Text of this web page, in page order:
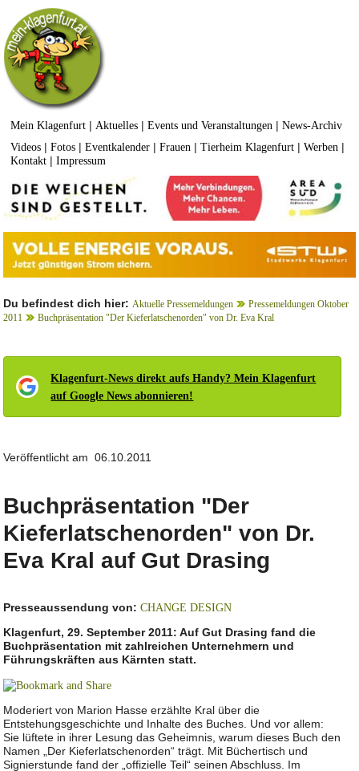
Mein Klagenfurt | Aktuelles |Events und Veranstaltungen |News-Archiv
Videos |Fotos |Eventkalender |Frauen |Tierheim Klagenfurt |Werben |
Kontakt |Impressum
Du befindest dich hier: Aktuelle Pressemeldungen
Pressemeldungen Oktober
2011
Buchpräsentation "Der Kieferlatschenorden" von Dr. Eva Kral
Klagenfurt-News direkt aufs Handy? Mein Klagenfurt
auf Google News abonnieren!
Veröffentlicht am 06.10.2011
Buchpräsentation "Der
Kieferlatschenorden" von Dr.
Eva Kral auf Gut Drasing
Presseaussendung von:CHANGE DESIGN
Klagenfurt, 29. September 2011: Auf Gut Drasing fand die
Buchpräsentation mit zahlreichen Unternehmern und
Führungskräften aus Kärnten statt.
Moderiert von Marion Hasse erzählte Kral über die
Entstehungsgeschichte und Inhalte des Buches. Und vor allem:
Sie lüftete in ihrer Lesung das Geheimnis, warum dieses Buch den
Namen „Der Kieferlatschenorden“ trägt. Mit Büchertisch und
Signierstunde fand der „offizielle Teil“ seinen Abschluss. Im